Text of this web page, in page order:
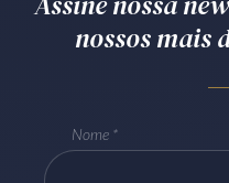
Batel Curitiba/
nossos mais
Nome